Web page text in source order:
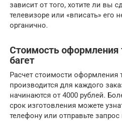
зависит от того, хотите ли вы
телевизоре или «вписать» его
органично.
Cтоимость оформления
багет
Расчет стоимости оформления
производится для каждого
начинаются от 4000 рублей.
срок изготовления можете
телефону или отправьте